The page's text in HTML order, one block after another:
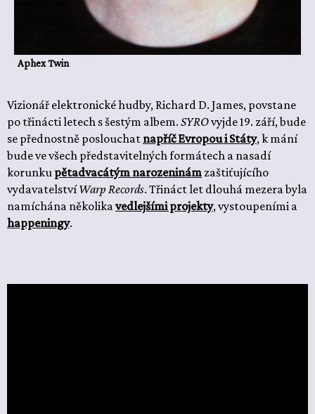
Aphex Twin
Vizionář elektronické hudby, Richard D. James, povstane
po třinácti letech s šestým albem. SYROvyjde 19. září, bude
se přednostně poslouchat napříč Evropou i Státy, k mání
bude ve všech představitelných formátech a nasadí
korunku pětadvacátým narozeninám zaštiťujícího
vydavatelstvíWarp Records. Třináct let dlouhá mezera byla
namíchána několikavedlejšími projekty, vystoupeními a
happeningy.